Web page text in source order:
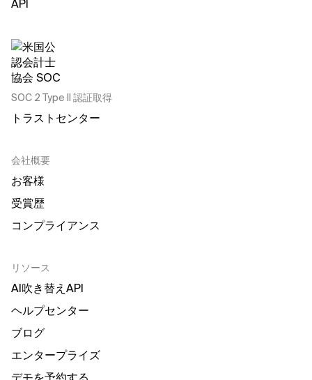
API
SOC 2 Type II 認証取得
トラストセンター
会社概要
お客様
受賞歴
コンプライアンス
リソース
AI吹き替えAPI
ヘルプセンター
ブログ
エンタープライズ
デモを予約する